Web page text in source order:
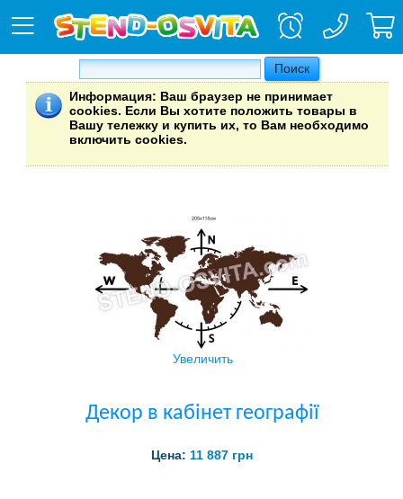
Информация: Ваш браузер не принимает
cookies. Если Вы хотите положить товары в
Вашу тележку и купить их, то Вам необходимо
включить cookies.
Увеличить
Декор в кабінет географії
Цена: 11 887 грн